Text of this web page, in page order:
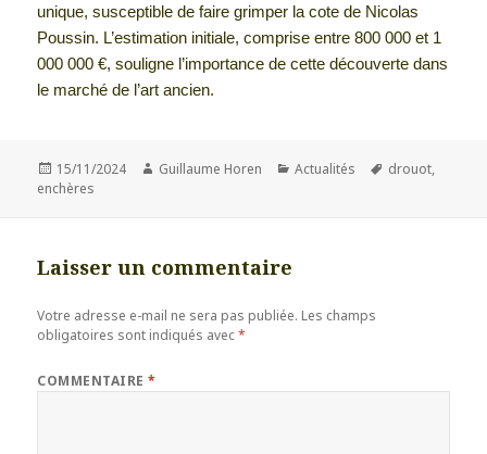
unique, susceptible de faire grimper la cote de Nicolas
Poussin. L’estimation initiale, comprise entre 800 000 et 1
000 000 €, souligne l’importance de cette découverte dans
le marché de l’art ancien.
Publié
le
15/11/2024 Auteur
Guillaume Horen Catégories
Actualités
Mots-
drouot,
enchères
Laisser un commentaire
Votre adresse e-mail ne sera pas publiée. Les champs
obligatoires sont indiqués avec*
COMMENTAIRE*